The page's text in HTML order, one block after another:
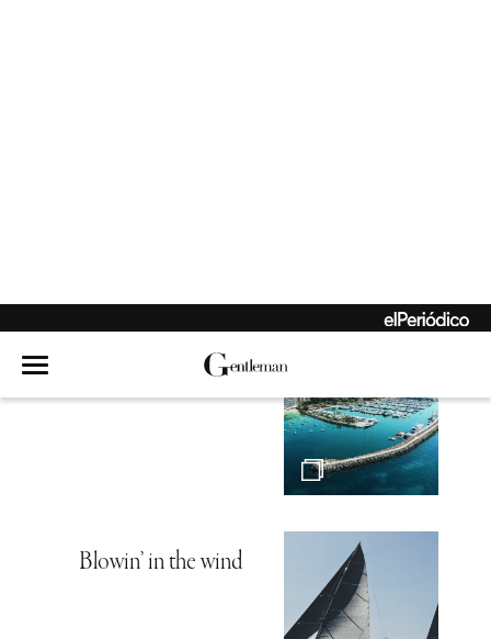
Blowin’ in the wind